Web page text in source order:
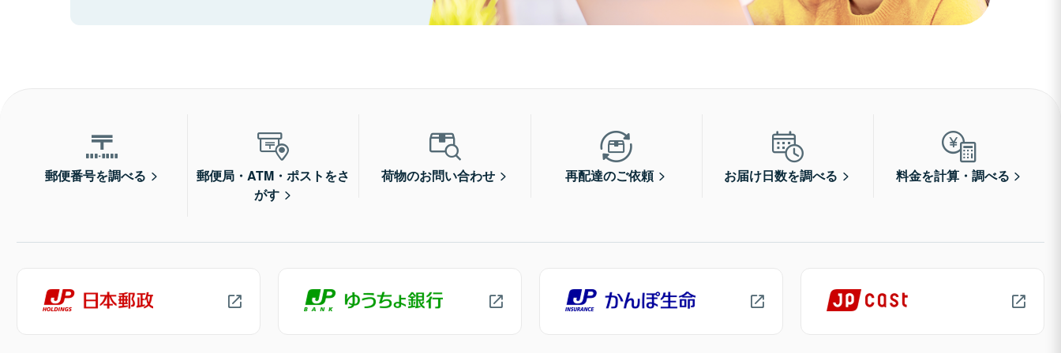
郵便番号を調べる
郵便局・ATM・ポストをさ
がす
荷物のお問い合わせ 再配達のご依頼 お届け日数を調べる 料金を計算・調べる